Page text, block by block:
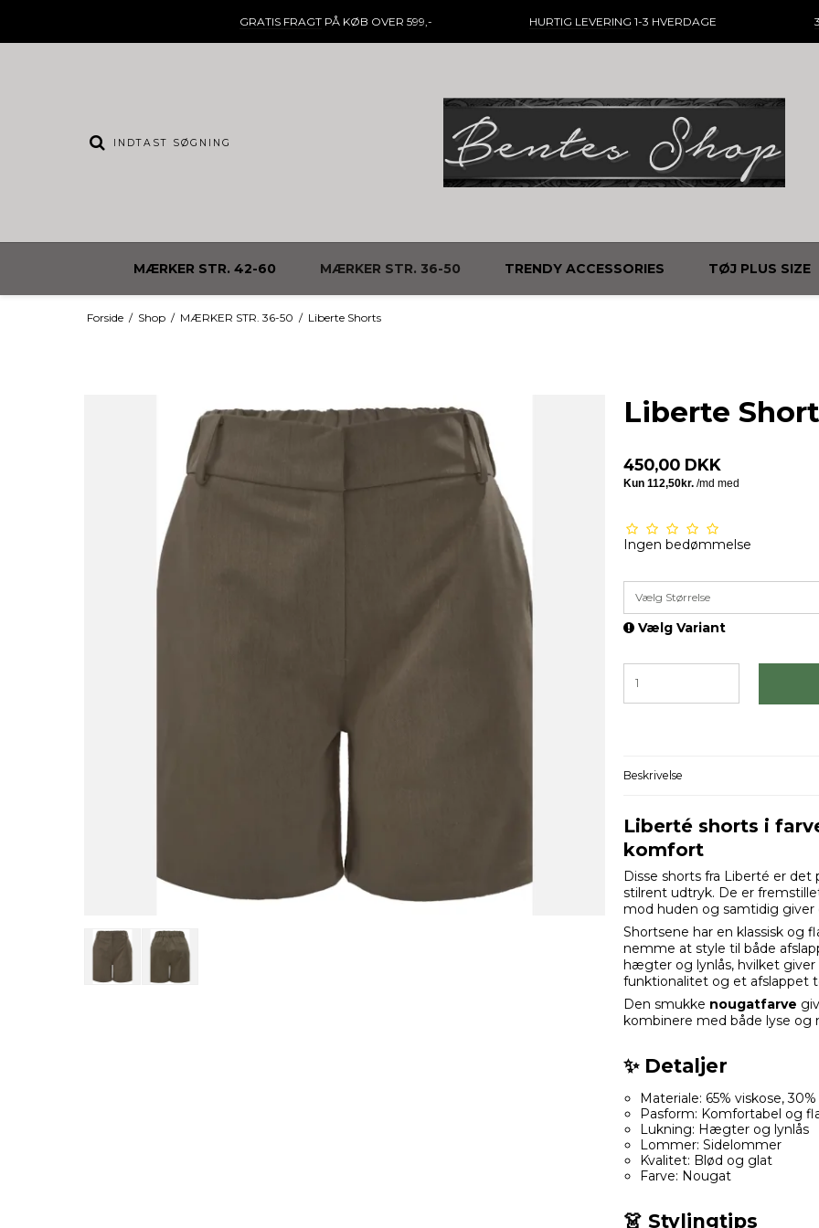
GRATIS FRAGTPÅ KØB OVER 599,- HURTIG LEVERING 1-3 HVERDAGE
MÆRKER STR. 42-60 MÆRKER STR. 36-50 TRENDY ACCESSORIES TØJ PLUS SIZE
Forside / Shop / MÆRKER STR. 36-50 / Liberte Shorts
Liberte
450,00 DKK
Ingen bedømmelse
Vælg Størrelse
Vælg Variant
Beskrivelse
Liberté shorts i
komfort
Disse shorts fra Liberté er
stilrent udtryk. De er
mod huden og samtidig
Shortsene har en klassisk og
nemme at style til både
hægter og lynlås, hvilket
funktionalitet og et afslappet
Den smukke nougatfarve
kombinere med både lyse og
✨ Detaljer
Materiale: 65% viskose,
Pasform: Komfortabel og
Lukning: Hægter og lynlås
Lommer: Sidelommer
Kvalitet: Blød og glat
Farve: Nougat
👗 Stylingtips